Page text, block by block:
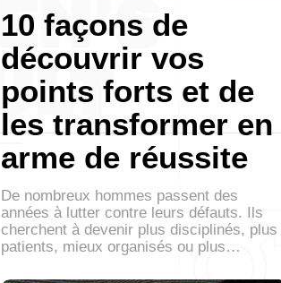
10 façons de
découvrir vos
points forts et de
les transformer en
arme de réussite
De nombreux hommes passent des
années à lutter contre leurs défauts. Ils
cherchent à devenir plus disciplinés, plus
patients, mieux organisés ou plus…